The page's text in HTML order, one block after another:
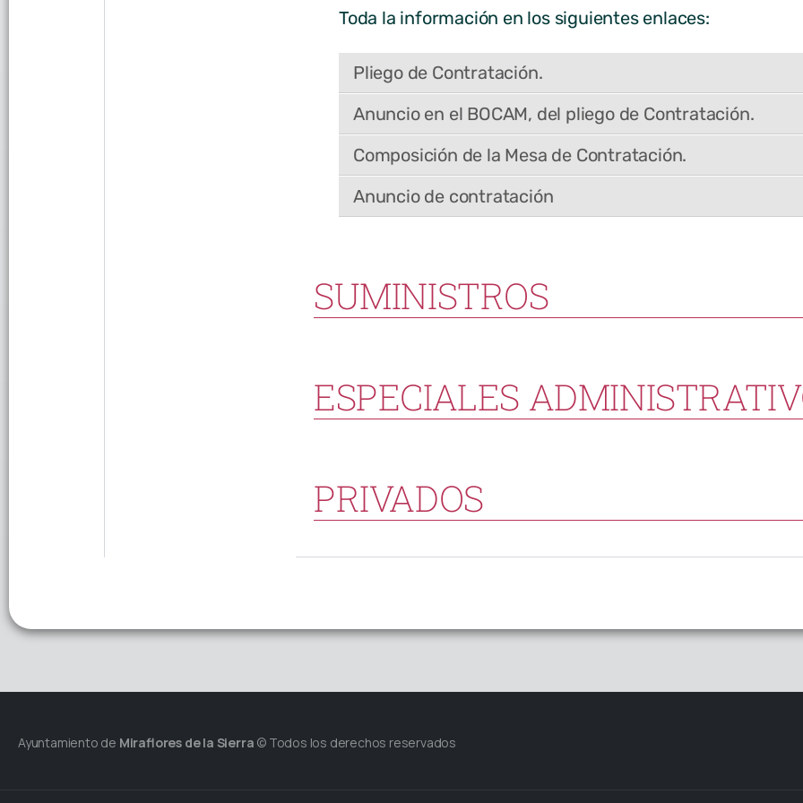
Toda la información en los siguientes enlaces:
Pliego de Contratación.
Anuncio en el BOCAM, del pliego de Contratación.
Composición de la Mesa de Contratación.
Anuncio de contratación
SUMINISTROS
ESPECIALES
PRIVADOS
Ayuntamiento de Miraflores de la Sierra © Todos los derechos reservados